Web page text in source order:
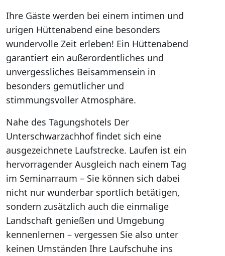
Ihre Gäste werden bei einem intimen und
urigen Hüttenabend eine besonders
wundervolle Zeit erleben! Ein Hüttenabend
garantiert ein außerordentliches und
unvergessliches Beisammensein in
besonders gemütlicher und
stimmungsvoller Atmosphäre.
Nahe des Tagungshotels Der
Unterschwarzachhof findet sich eine
ausgezeichnete Laufstrecke. Laufen ist ein
hervorragender Ausgleich nach einem Tag
im Seminarraum – Sie können sich dabei
nicht nur wunderbar sportlich betätigen,
sondern zusätzlich auch die einmalige
Landschaft genießen und Umgebung
kennenlernen – vergessen Sie also unter
keinen Umständen Ihre Laufschuhe ins